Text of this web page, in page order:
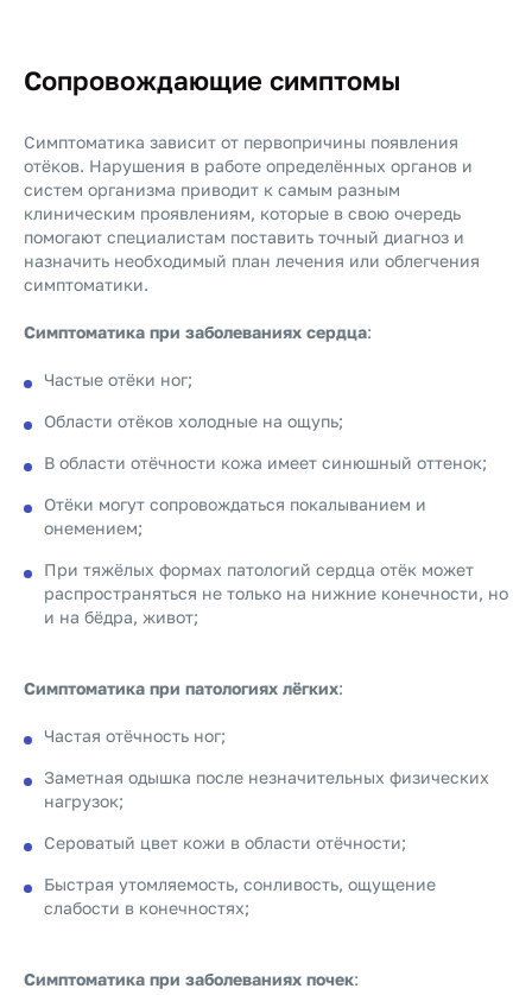
Сопровождающие симптомы
Симптоматика зависит от первопричины появления
отёков. Нарушения в работе определённых органов и
систем организма приводит к самым разным
клиническим проявлениям, которые в свою очередь
помогают специалистам поставить точный диагноз и
назначить необходимый план лечения или облегчения
симптоматики.
Симптоматика при заболеваниях сердца:
Частые отёки ног;
Области отёков холодные на ощупь;
В области отёчности кожа имеет синюшный оттенок;
Отёки могут сопровождаться покалыванием и
онемением;
При тяжёлых формах патологий сердца отёк может
распространяться не только на нижние конечности, но
и на бёдра, живот;
Симптоматика при патологиях лёгких:
Частая отёчность ног;
Заметная одышка после незначительных физических
нагрузок;
Сероватый цвет кожи в области отёчности;
Быстрая утомляемость, сонливость, ощущение
слабости в конечностях;
Симптоматика при заболеваниях почек: